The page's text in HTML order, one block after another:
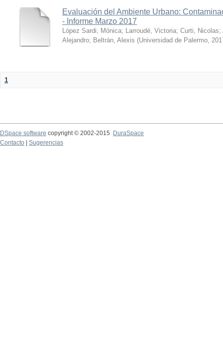
Evaluación del Ambiente Urbano:
- Informe Marzo 2017
López Sardi, Mónica; Larroudé, Victoria; Curti, Nicolas;
Alejandro; Beltrán, Alexis (Universidad de Palermo,
1
DSpace software copyright © 2002-2015
DuraSpace
Contacto
Sugerencias